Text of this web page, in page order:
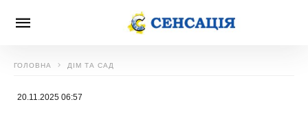
ГОЛОВНА ДІМ ТА САД
20.11.2025 06:57